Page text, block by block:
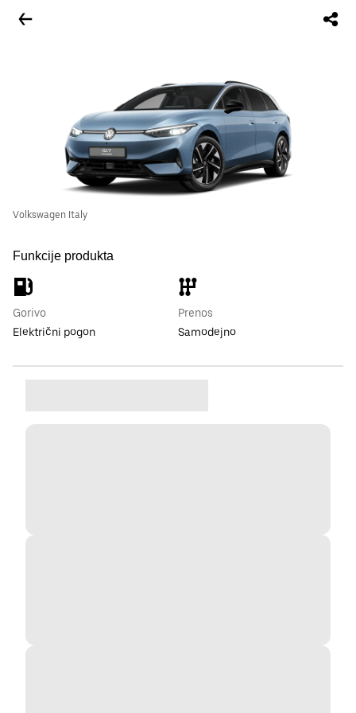
Volkswagen Italy
Funkcije produkta
Gorivo
Električni pogon
Prenos
Samodejno